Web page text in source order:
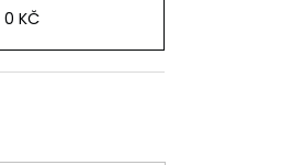
0 KČ